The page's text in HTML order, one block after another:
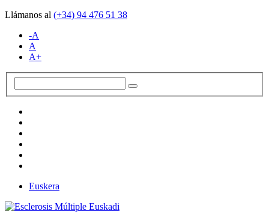
Llámanos al (+34) 94 476 51 38
-A
A
A+
Euskera